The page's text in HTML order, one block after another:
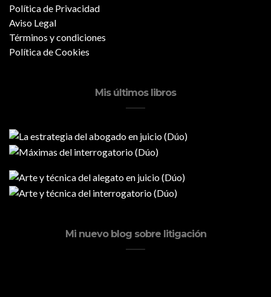
Política de Privacidad
Aviso Legal
Términos y condiciones
Política de Cookies
Mis últimos libros
Mi nuevo blog sobre litigación